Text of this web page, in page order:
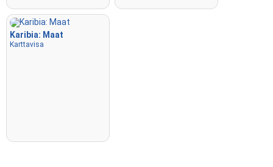
Karibia: Maat
Karttavisa